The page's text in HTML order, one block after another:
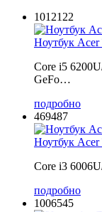
1012122
Ноутбук
Core i5
GeFo…
подробно
469487
Ноутбук
Core i3
подробно
1006545